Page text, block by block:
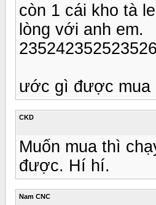
còn 1 cái kho tà
lòng với anh em.
ước gì được mua
CKD
Muốn mua thì
được. Hí hí.
Nam CNC